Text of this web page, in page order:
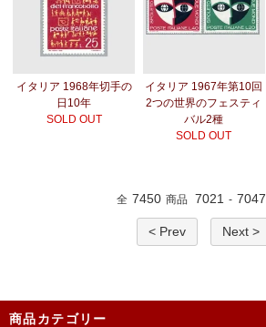
イタリア 1968年切手の
日10年
SOLD OUT
イタリア 1967年第10回
2つの世界のフェスティ
バル2種
SOLD OUT
全 7450 商品 7021 - 7047
< Prev Next >
商品カテゴリー